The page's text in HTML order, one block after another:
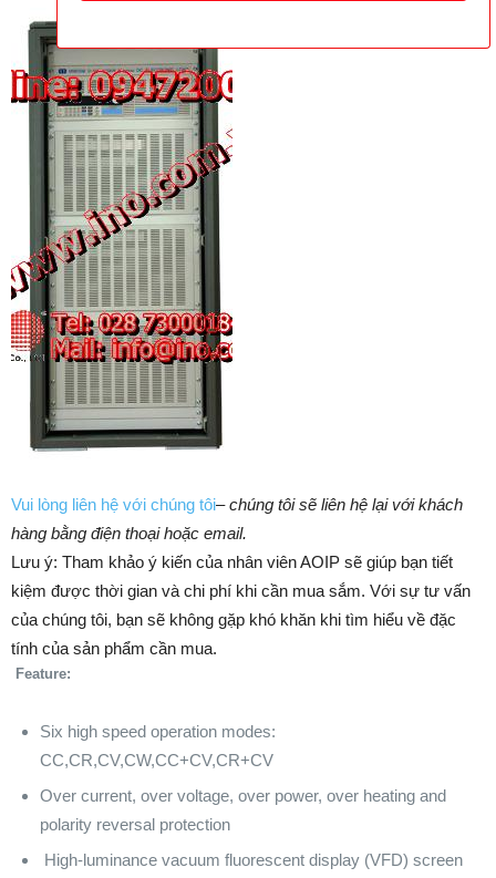
Vui lòng liên hệ với chúng tôi–chúng tôi sẽ liên hệ lại với khách
hàng bằng điện thoại hoặc email.
Lưu ý: Tham khảo ý kiến của nhân viên AOIP sẽ giúp bạn tiết
kiệm được thời gian và chi phí khi cần mua sắm. ​​Với sự tư vấn
của chúng tôi, bạn sẽ không gặp khó khăn khi tìm hiểu về đặc
tính của sản phẩm cần mua.
Feature:
Six high speed operation modes:
CC,CR,CV,CW,CC+CV,CR+CV
Over current, over voltage, over power, over heating and
polarity reversal protection
High-luminance vacuum fluorescent display (VFD) screen